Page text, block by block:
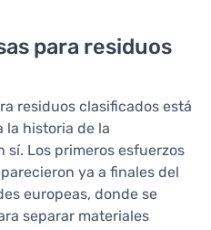
para residuos
residuos clasificados está
la historia de la
sí. Los primeros esfuerzos
ya a finales del
europeas, donde se
separar materiales